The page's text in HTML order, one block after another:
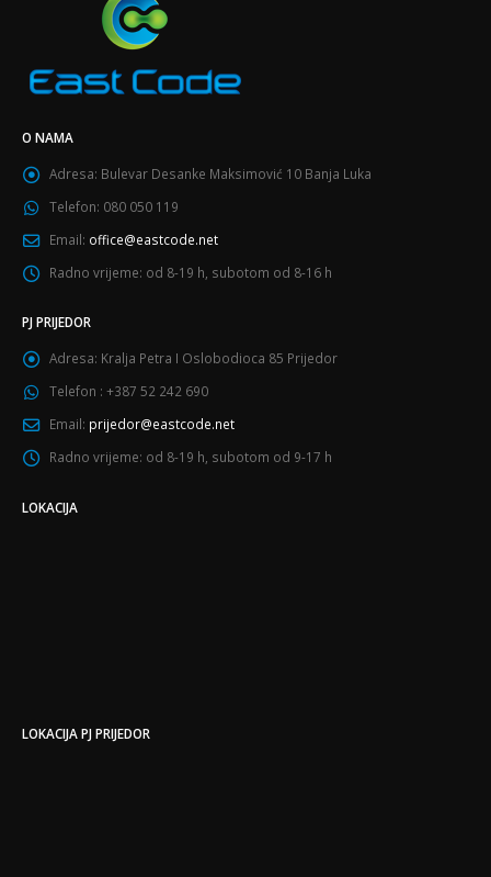
O NAMA
Adresa: Bulevar Desanke Maksimović 10 Banja Luka
Telefon: 080 050 119
Email: office@eastcode.net
Radno vrijeme: od 8-19 h, subotom od 8-16 h
PJ PRIJEDOR
Adresa: Kralja Petra I Oslobodioca 85 Prijedor
Telefon : +387 52 242 690
Email: prijedor@eastcode.net
Radno vrijeme: od 8-19 h, subotom od 9-17 h
LOKACIJA
LOKACIJA PJ PRIJEDOR